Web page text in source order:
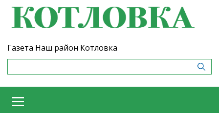
Газета Наш район Котловка